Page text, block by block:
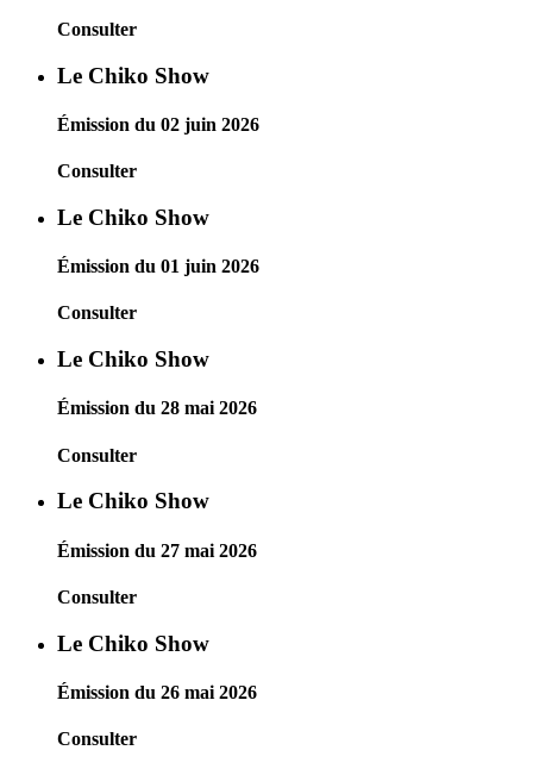
Consulter
Le Chiko Show
Émission du 02 juin 2026
Consulter
Le Chiko Show
Émission du 01 juin 2026
Consulter
Le Chiko Show
Émission du 28 mai 2026
Consulter
Le Chiko Show
Émission du 27 mai 2026
Consulter
Le Chiko Show
Émission du 26 mai 2026
Consulter